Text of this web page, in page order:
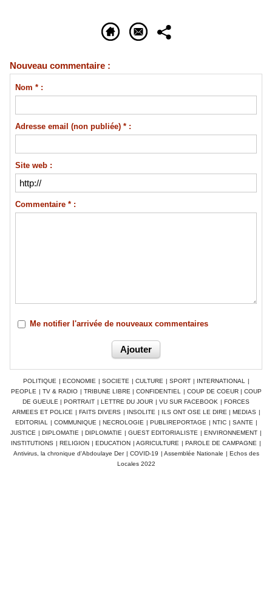
Nouveau commentaire :
Nom * :
Adresse email (non publiée) * :
Site web :
Commentaire * :
Me notifier l'arrivée de nouveaux commentaires
POLITIQUE | ECONOMIE | SOCIETE | CULTURE | SPORT | INTERNATIONAL
|
PEOPLE | TV & RADIO | TRIBUNE LIBRE | CONFIDENTIEL | COUP DE COEUR | COUP
DE GUEULE | PORTRAIT | LETTRE DU JOUR | VU SUR FACEBOOK | FORCES
ARMEES ET POLICE | FAITS DIVERS | INSOLITE | ILS ONT OSE LE DIRE | MEDIAS |
EDITORIAL
| COMMUNIQUE | NECROLOGIE | PUBLIREPORTAGE | NTIC | SANTE |
JUSTICE | DIPLOMATIE | DIPLOMATIE | GUEST EDITORIALISTE | ENVIRONNEMENT |
INSTITUTIONS | RELIGION | EDUCATION | AGRICULTURE | PAROLE DE CAMPAGNE |
Antivirus, la chronique d'Abdoulaye Der | COVID-19 | Assemblée Nationale | Echos des
Locales 2022